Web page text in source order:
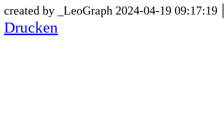
created by _LeoGraph 2024-04-19 09:17:19
Drucken